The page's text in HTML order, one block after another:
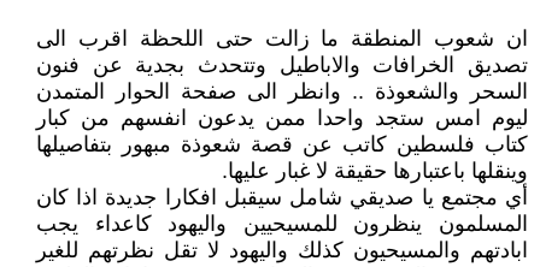
ان شعوب المنطقة ما زالت حتى اللحظة اقرب الى
تصديق الخرافات والاباطيل وتتحدث بجدية عن فنون
السحر والشعوذة .. وانظر الى صفحة الحوار المتمدن
ليوم امس ستجد واحدا ممن يدعون انفسهم من كبار
كتاب فلسطين كاتب عن قصة شعوذة مبهور بتفاصيلها
وينقلها باعتبارها حقيقة لا غبار عليها.
أي مجتمع يا صديقي شامل سيقبل افكارا جديدة اذا كان
المسلمون ينظرون للمسيحيين واليهود كاعداء يجب
ابادتهم والمسيحيون كذلك واليهود لا تقل نظرتهم للغير